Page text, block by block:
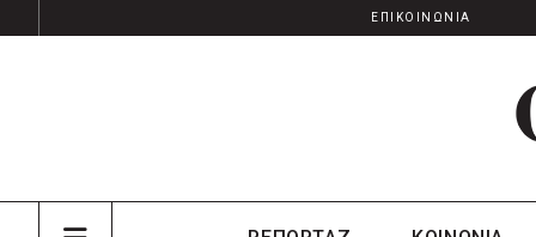
ΕΠΙΚΟΙΝΩΝΙΑ